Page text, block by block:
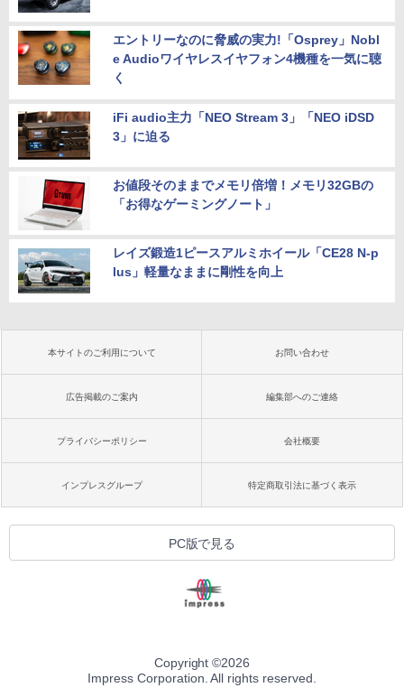
エントリーなのに脅威の実力!「Osprey」Nobl
e Audioワイヤレスイヤフォン4機種を一気に聴
く
iFi audio主力「NEO Stream 3」「NEO iDSD
3」に迫る
お値段そのままでメモリ倍増！メモリ32GBの
「お得なゲーミングノート」
レイズ鍛造1ピースアルミホイール「CE28 N-p
lus」軽量なままに剛性を向上
本サイトのご利用について お問い合わせ
広告掲載のご案内 編集部へのご連絡
プライバシーポリシー 会社概要
インプレスグループ 特定商取引法に基づく表示
PC版で見る
Copyright ©2026
Impress Corporation. All rights reserved.